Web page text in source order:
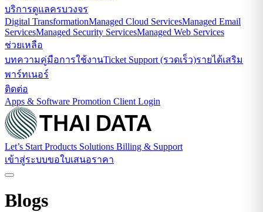
บริการดูแลครบวงจร
Digital TransformationManaged Cloud ServicesManaged Email
ServicesManaged Security ServicesManaged Web Services
ช่วยเหลือ
บทความคู่มือการใช้งานTicket Support (รวดเร็ว)รายได้เสริม
พาร์ทเนอร์
ติดต่อ
Apps & Software Promotion Client Login
Let’s Start Products Solutions Billing & Support
เข้าสู่ระบบขอใบเสนอราคา
Blogs